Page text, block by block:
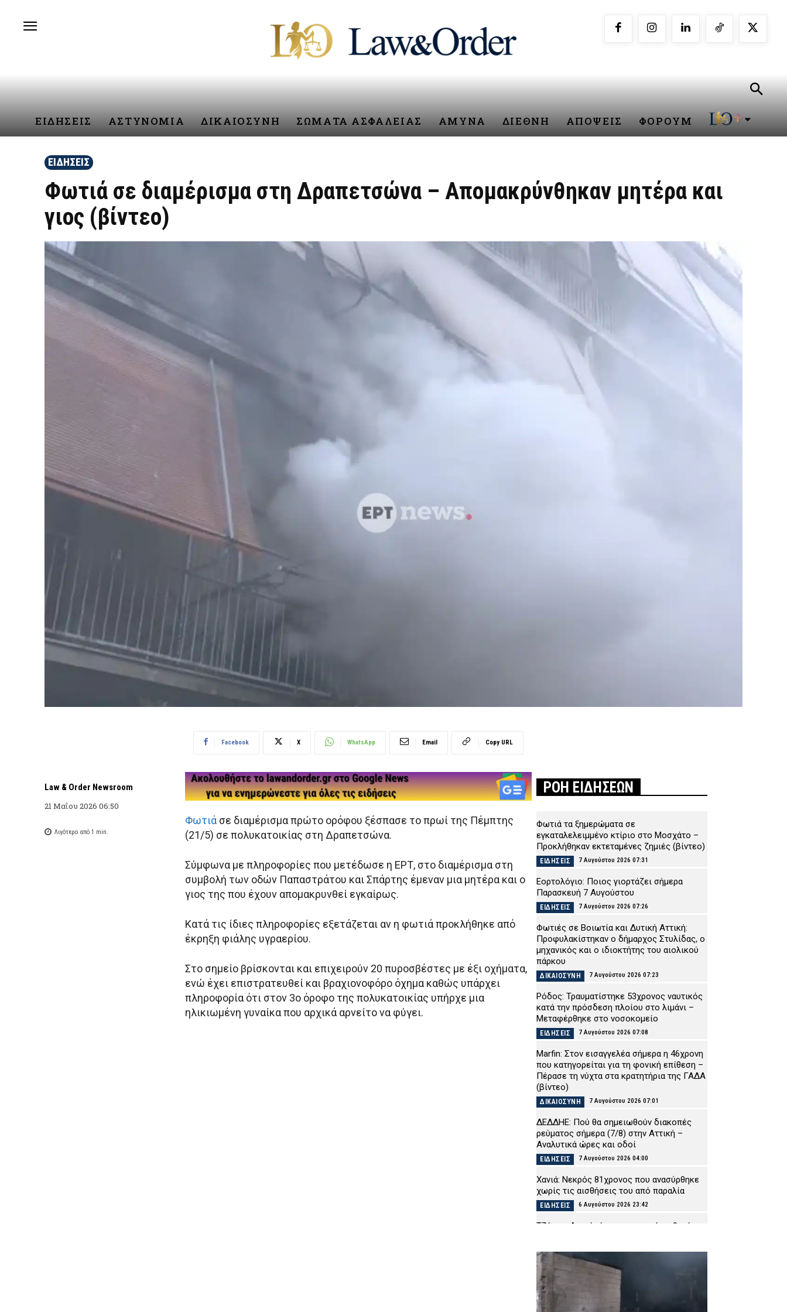
ΕΙΔΗΣΕΙΣ ΑΣΤΥΝΟΜΙΑ ΔΙΚΑΙΟΣΥΝΗ ΣΩΜΑΤΑ ΑΣΦΑΛΕΙΑΣ ΑΜΥΝΑ ΔΙΕΘΝΗ ΑΠΟΨΕΙΣ ΦΟΡΟΥΜ
ΕΙΔΗΣΕΙΣ
Φωτιά σε διαμέρισμα στη Δραπετσώνα – Aπομακρύνθηκαν μητέρα και
γιος (βίντεο)
Law & Order Newsroom
21 Μαΐου 2026 06:50
Λιγότερο από 1 min.
Facebook X WhatsApp Email Copy URL
Φωτιά σε διαμέρισμα πρώτο ορόφου ξέσπασε το πρωί της Πέμπτης
(21/5) σε πολυκατοικίας στη Δραπετσώνα.
Σύμφωνα με πληροφορίες που μετέδωσε η ΕΡΤ, στο διαμέρισμα στη
συμβολή των οδών Παπαστράτου και Σπάρτης έμεναν μια μητέρα και ο
γιος της που έχουν απομακρυνθεί εγκαίρως.
Κατά τις ίδιες πληροφορίες εξετάζεται αν η φωτιά προκλήθηκε από
έκρηξη φιάλης υγραερίου.
Στο σημείο βρίσκονται και επιχειρούν 20 πυροσβέστες με έξι οχήματα,
ενώ έχει επιστρατευθεί και βραχιονοφόρο όχημα καθώς υπάρχει
πληροφορία ότι στον 3ο όροφο της πολυκατοικίας υπήρχε μια
ηλικιωμένη γυναίκα που αρχικά αρνείτο να φύγει.
ΡΟΗ ΕΙΔΗΣΕΩΝ
Φωτιά τα ξημερώματα σε
εγκαταλελειμμένο κτίριο στο Μοσχάτο –
Προκλήθηκαν εκτεταμένες ζημιές (βίντεο)
ΕΙΔΗΣΕΙΣ 7 Αυγούστου 2026 07:31
Εορτολόγιο: Ποιος γιορτάζει σήμερα
Παρασκευή 7 Αυγούστου
ΕΙΔΗΣΕΙΣ 7 Αυγούστου 2026 07:26
Φωτιές σε Βοιωτία και Δυτική Αττική:
Προφυλακίστηκαν ο δήμαρχος Στυλίδας, ο
μηχανικός και ο ιδιοκτήτης του αιολικού
πάρκου
ΔΙΚΑΙΟΣΥΝΗ 7 Αυγούστου 2026 07:23
Ρόδος: Τραυματίστηκε 53χρονος ναυτικός
κατά την πρόσδεση πλοίου στο λιμάνι –
Μεταφέρθηκε στο νοσοκομείο
ΕΙΔΗΣΕΙΣ 7 Αυγούστου 2026 07:08
Marfin: Στον εισαγγελέα σήμερα η 46χρονη
που κατηγορείται για τη φονική επίθεση –
Πέρασε τη νύχτα στα κρατητήρια της ΓΑΔΑ
(βίντεο)
ΔΙΚΑΙΟΣΥΝΗ 7 Αυγούστου 2026 07:01
ΔΕΔΔΗΕ: Πού θα σημειωθούν διακοπές
ρεύματος σήμερα (7/8) στην Αττική –
Αναλυτικά ώρες και οδοί
ΕΙΔΗΣΕΙΣ 7 Αυγούστου 2026 04:00
Χανιά: Νεκρός 81χρονος που ανασύρθηκε
χωρίς τις αισθήσεις του από παραλία
ΕΙΔΗΣΕΙΣ 6 Αυγούστου 2026 23:42
Τζόκερ: Αυτοί είναι οι τυχεροί αριθμοί
ΕΙΔΗΣΕΙΣ 6 Αυγούστου 2026 23:28
Σοκ στην Πρέβεζα: 59χρονος εντοπίστηκε
απαγχονισμένος
ΕΙΔΗΣΕΙΣ